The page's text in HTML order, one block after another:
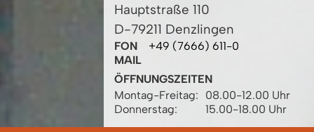
Hauptstraße 110
D-79211 Denzlingen
FON
+49 (7666) 611-0
MAIL
ÖFFNUNGSZEITEN
Montag-Freitag:
08.00-12.00 Uhr
Donnerstag:
15.00-18.00 Uhr